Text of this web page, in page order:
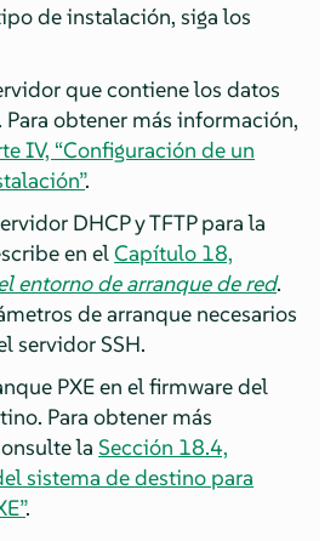
de instalación, siga los
que contiene los datos
Para obtener más información,
IV, “Configuración de un
.
DHCP y TFTP para la
en elCapítulo 18,
entorno de arranque de red.
de arranque necesarios
servidor SSH.
PXE en el firmware del
Para obtener más
laSección 18.4,
sistema de destino para
.